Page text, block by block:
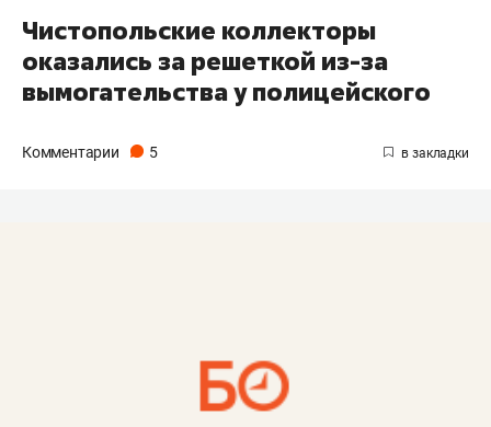
Чистопольские коллекторы
оказались за решеткой из-за
вымогательства у полицейского
Комментарии 5